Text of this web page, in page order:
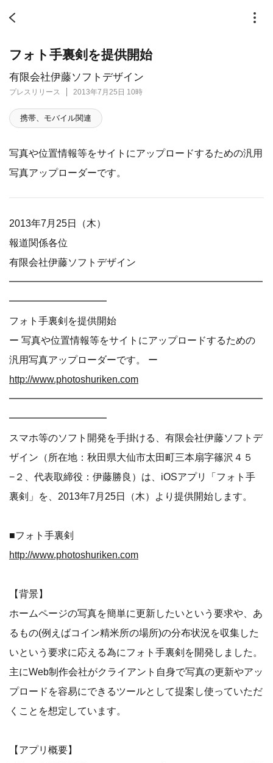
有限会社伊藤ソフトデザイン
プレスリリース 2013年7月25日 10時
フォト手裏剣を提供開始
携帯、モバイル関連
写真や位置情報等をサイトにアップロードするための汎用
写真アップローダーです。
2013年7月25日（木）
報道関係各位
有限会社伊藤ソフトデザイン
━━━━━━━━━━━━━━━━━━━━━━━━━━
━━━━━━━━━━
フォト手裏剣を提供開始
ー 写真や位置情報等をサイトにアップロードするための
汎用写真アップローダーです。 ー
http://www.photoshuriken.com
━━━━━━━━━━━━━━━━━━━━━━━━━━
━━━━━━━━━━
スマホ等のソフト開発を手掛ける、有限会社伊藤ソフトデ
ザイン（所在地：秋田県大仙市太田町三本扇字篠沢４５
−２、代表取締役：伊藤勝良）は、iOSアプリ「フォト手
裏剣」を、2013年7月25日（木）より提供開始します。
■フォト手裏剣
http://www.photoshuriken.com
【背景】
ホームページの写真を簡単に更新したいという要求や、あ
るもの(例えばコイン精米所の場所)の分布状況を収集した
いという要求に応える為にフォト手裏剣を開発しました。
主にWeb制作会社がクライアント自身で写真の更新やアッ
プロードを容易にできるツールとして提案し使っていただ
くことを想定しています。
【アプリ概要】